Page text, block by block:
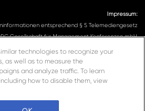
Impressum:
entsprechend § 5 Telemediengesetz
Gesellschaft für Management Konferenzen mbH
Adresse: Rosenstrasse 2, 10178 Berlin, Germany
Telefonnummer: 030 52001534
Email Adresse:info@iqpc.de
Amtsgericht Charlottenburg HRB 76720
technologies to recognize your
as well as to measure the
and analyze traffic. To learn
how to disable them, view